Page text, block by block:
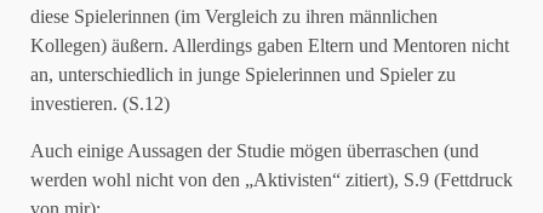
diese Spielerinnen (im Vergleich zu ihren männlichen
Kollegen) äußern. Allerdings gaben Eltern und Mentoren nicht
an, unterschiedlich in junge Spielerinnen und Spieler zu
investieren. (S.12)
Auch einige Aussagen der Studie mögen überraschen (und
werden wohl nicht von den „Aktivisten“ zitiert), S.9 (Fettdruck
von mir):